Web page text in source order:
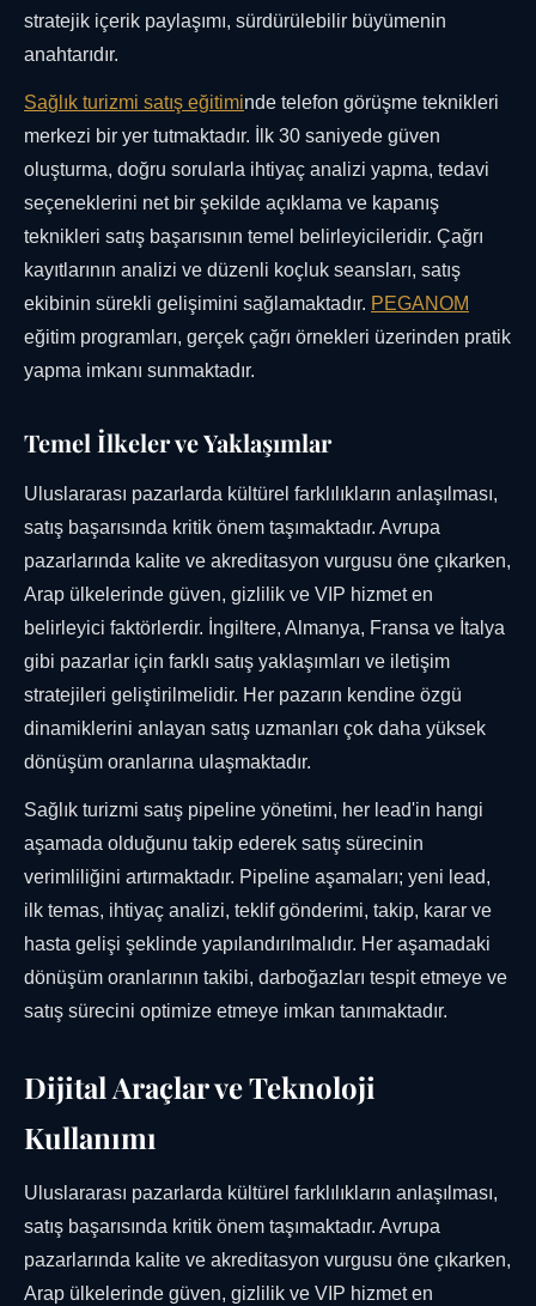
stratejik içerik paylaşımı, sürdürülebilir büyümenin
anahtarıdır.
Sağlık turizmi satış eğitiminde telefon görüşme teknikleri
merkezi bir yer tutmaktadır. İlk 30 saniyede güven
oluşturma, doğru sorularla ihtiyaç analizi yapma, tedavi
seçeneklerini net bir şekilde açıklama ve kapanış
teknikleri satış başarısının temel belirleyicileridir. Çağrı
kayıtlarının analizi ve düzenli koçluk seansları, satış
ekibinin sürekli gelişimini sağlamaktadır. PEGANOM
eğitim programları, gerçek çağrı örnekleri üzerinden pratik
yapma imkanı sunmaktadır.
Temel İlkeler ve Yaklaşımlar
Uluslararası pazarlarda kültürel farklılıkların anlaşılması,
satış başarısında kritik önem taşımaktadır. Avrupa
pazarlarında kalite ve akreditasyon vurgusu öne çıkarken,
Arap ülkelerinde güven, gizlilik ve VIP hizmet en
belirleyici faktörlerdir. İngiltere, Almanya, Fransa ve İtalya
gibi pazarlar için farklı satış yaklaşımları ve iletişim
stratejileri geliştirilmelidir. Her pazarın kendine özgü
dinamiklerini anlayan satış uzmanları çok daha yüksek
dönüşüm oranlarına ulaşmaktadır.
Sağlık turizmi satış pipeline yönetimi, her lead'in hangi
aşamada olduğunu takip ederek satış sürecinin
verimliliğini artırmaktadır. Pipeline aşamaları; yeni lead,
ilk temas, ihtiyaç analizi, teklif gönderimi, takip, karar ve
hasta gelişi şeklinde yapılandırılmalıdır. Her aşamadaki
dönüşüm oranlarının takibi, darboğazları tespit etmeye ve
satış sürecini optimize etmeye imkan tanımaktadır.
Dijital Araçlar ve Teknoloji
Kullanımı
Uluslararası pazarlarda kültürel farklılıkların anlaşılması,
satış başarısında kritik önem taşımaktadır. Avrupa
pazarlarında kalite ve akreditasyon vurgusu öne çıkarken,
Arap ülkelerinde güven, gizlilik ve VIP hizmet en